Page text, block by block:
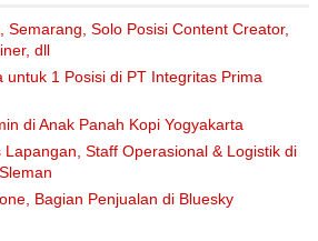
Semarang, Solo Posisi Content Creator,
dll
untuk 1 Posisi di PT Integritas Prima
di Anak Panah Kopi Yogyakarta
Lapangan, Staff Operasional & Logistik di
Bagian Penjualan di Bluesky